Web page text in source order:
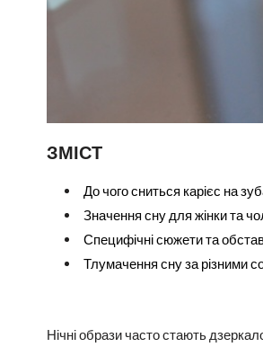
ЗМІСТ
До чого сниться карієс на
Значення сну для жінки та
Специфічні сюжети та
Тлумачення сну за різними
Нічні образи часто стають